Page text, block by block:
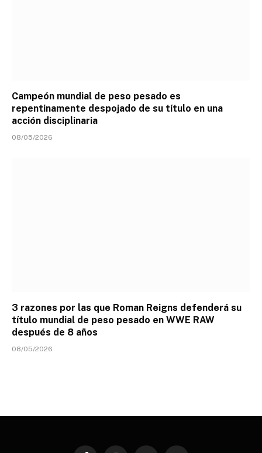
Campeón mundial de peso pesado es
repentinamente despojado de su título en una
acción disciplinaria
08/05/2026
3 razones por las que Roman Reigns defenderá su
título mundial de peso pesado en WWE RAW
después de 8 años
08/05/2026